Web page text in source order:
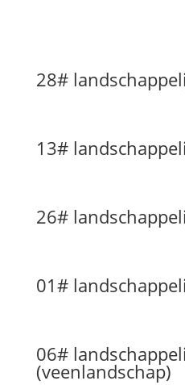
28#
13#
26#
01#
06#
(veenlandschap)